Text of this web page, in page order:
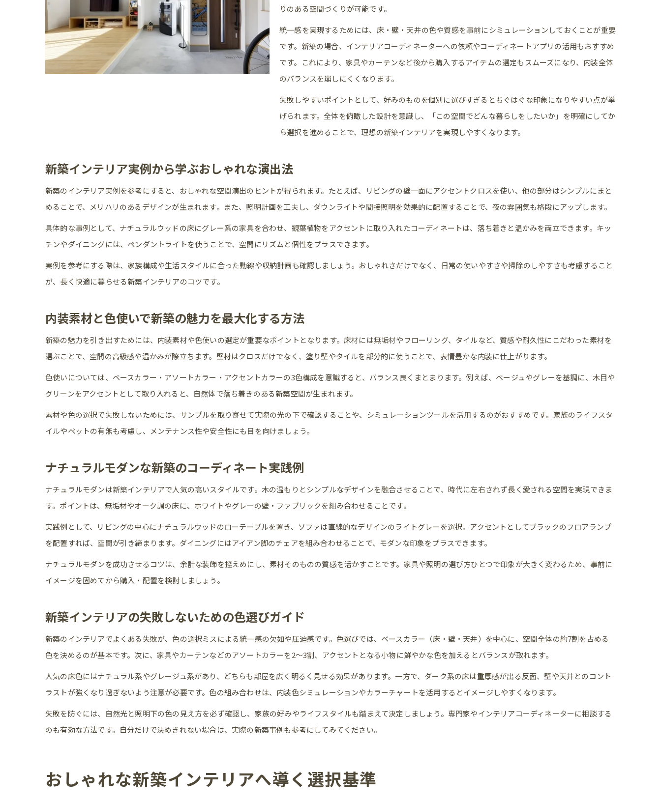
ナチュラルモダン新築の配色ポイント解説
新築に最適なベースカラーとアクセントの選び方
ナチュラルモダン新築で人気の配色パターン紹介
新築内装でよくある色選びの失敗と対策
新築インテリア実例に学ぶカラーコーデ術
シミュレーションで確認する新築配色バランス
内装色シミュレーションで失敗を防ぐ方法
新築内装色シミュレーションの活用ポイント解説
コーディネートアプリで新築の色バランスを確認
新築らしさを守るための配色シミュレーション手法
実際の新築インテリアと色のギャップを防ぐ方法
実例から学ぶ新築インテリア統一の極意
新築インテリア実例で分かる統一感の作り方
おしゃれな新築を実現するコーディネート手法
効率的な新築インテリア配置例とポイント
プロ活用で叶える新築インテリア計画
新築インテリアコーディネーター依頼のメリット
費用を抑えた新築インテリア相談の進め方
プロの視点で叶えるおしゃれな新築空間作り
新築内装の失敗を防ぐコーディネーター活用術
インテリア実例を活かすプロとの打ち合わせ方法
りのある空間づくりが可能です。
統一感を実現するためには、床・壁・天井の色や質感を事前にシミュレーションしておくことが重要
です。新築の場合、インテリアコーディネーターへの依頼やコーディネートアプリの活用もおすすめ
です。これにより、家具やカーテンなど後から購入するアイテムの選定もスムーズになり、内装全体
のバランスを崩しにくくなります。
失敗しやすいポイントとして、好みのものを個別に選びすぎるとちぐはぐな印象になりやすい点が挙
げられます。全体を俯瞰した設計を意識し、「この空間でどんな暮らしをしたいか」を明確にしてか
ら選択を進めることで、理想の新築インテリアを実現しやすくなります。
新築インテリア実例から学ぶおしゃれな演出法
新築のインテリア実例を参考にすると、おしゃれな空間演出のヒントが得られます。たとえば、リビングの壁一面にアクセントクロスを使い、他の部分はシンプルにまと
めることで、メリハリのあるデザインが生まれます。また、照明計画を工夫し、ダウンライトや間接照明を効果的に配置することで、夜の雰囲気も格段にアップします。
具体的な事例として、ナチュラルウッドの床にグレー系の家具を合わせ、観葉植物をアクセントに取り入れたコーディネートは、落ち着きと温かみを両立できます。キッ
チンやダイニングには、ペンダントライトを使うことで、空間にリズムと個性をプラスできます。
実例を参考にする際は、家族構成や生活スタイルに合った動線や収納計画も確認しましょう。おしゃれさだけでなく、日常の使いやすさや掃除のしやすさも考慮すること
が、長く快適に暮らせる新築インテリアのコツです。
内装素材と色使いで新築の魅力を最大化する方法
新築の魅力を引き出すためには、内装素材や色使いの選定が重要なポイントとなります。床材には無垢材やフローリング、タイルなど、質感や耐久性にこだわった素材を
選ぶことで、空間の高級感や温かみが際立ちます。壁材はクロスだけでなく、塗り壁やタイルを部分的に使うことで、表情豊かな内装に仕上がります。
色使いについては、ベースカラー・アソートカラー・アクセントカラーの3色構成を意識すると、バランス良くまとまります。例えば、ベージュやグレーを基調に、木目や
グリーンをアクセントとして取り入れると、自然体で落ち着きのある新築空間が生まれます。
素材や色の選択で失敗しないためには、サンプルを取り寄せて実際の光の下で確認することや、シミュレーションツールを活用するのがおすすめです。家族のライフスタ
イルやペットの有無も考慮し、メンテナンス性や安全性にも目を向けましょう。
ナチュラルモダンな新築のコーディネート実践例
ナチュラルモダンは新築インテリアで人気の高いスタイルです。木の温もりとシンプルなデザインを融合させることで、時代に左右されず長く愛される空間を実現できま
す。ポイントは、無垢材やオーク調の床に、ホワイトやグレーの壁・ファブリックを組み合わせることです。
実践例として、リビングの中心にナチュラルウッドのローテーブルを置き、ソファは直線的なデザインのライトグレーを選択。アクセントとしてブラックのフロアランプ
を配置すれば、空間が引き締まります。ダイニングにはアイアン脚のチェアを組み合わせることで、モダンな印象をプラスできます。
ナチュラルモダンを成功させるコツは、余計な装飾を控えめにし、素材そのものの質感を活かすことです。家具や照明の選び方ひとつで印象が大きく変わるため、事前に
イメージを固めてから購入・配置を検討しましょう。
新築インテリアの失敗しないための色選びガイド
新築のインテリアでよくある失敗が、色の選択ミスによる統一感の欠如や圧迫感です。色選びでは、ベースカラー（床・壁・天井）を中心に、空間全体の約7割を占める
色を決めるのが基本です。次に、家具やカーテンなどのアソートカラーを2～3割、アクセントとなる小物に鮮やかな色を加えるとバランスが取れます。
人気の床色にはナチュラル系やグレージュ系があり、どちらも部屋を広く明るく見せる効果があります。一方で、ダーク系の床は重厚感が出る反面、壁や天井とのコント
ラストが強くなり過ぎないよう注意が必要です。色の組み合わせは、内装色シミュレーションやカラーチャートを活用するとイメージしやすくなります。
失敗を防ぐには、自然光と照明下の色の見え方を必ず確認し、家族の好みやライフスタイルも踏まえて決定しましょう。専門家やインテリアコーディネーターに相談する
のも有効な方法です。自分だけで決めきれない場合は、実際の新築事例も参考にしてみてください。
おしゃれな新築インテリアへ導く選択基準